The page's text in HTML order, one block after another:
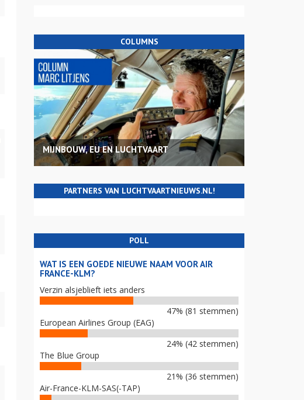
COLUMNS
MIJNBOUW, EU EN LUCHTVAART
PARTNERS VAN LUCHTVAARTNIEUWS.NL!
POLL
WAT IS EEN GOEDE NIEUWE NAAM VOOR AIR
FRANCE-KLM?
Verzin alsjeblieft iets anders
47% (81 stemmen)
European Airlines Group (EAG)
24% (42 stemmen)
The Blue Group
21% (36 stemmen)
Air-France-KLM-SAS(-TAP)